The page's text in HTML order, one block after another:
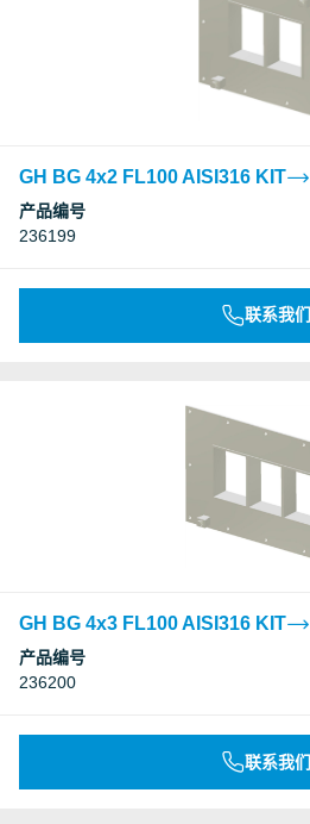
GH BG 4x2 FL100 AISI316 KIT
产品编号
236199
联系我们
GH BG 4x3 FL100 AISI316 KIT
产品编号
236200
联系我们